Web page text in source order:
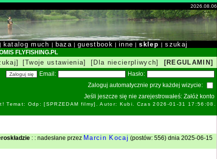
2026.08.06
| katalog much | baza | guestbook | inne |sklep |szukaj
FLYFISHING.PL
[Twoje ustawienia] [Dla niecierpliwych] [REGULAMIN]
Email:
Hasło:
Zaloguj automatycznie przy każdej wizycie:
Jeśli jeszcze się nie zarejestrowałeś: Załóż konto
Temat: Odp: [SPRZEDAM filmy]. Autor: Kubi. Czas 2026-01-31 17:56:08.
: : nadesłane przez Marcin Kocaj (postów: 556) dnia 2025-06-15